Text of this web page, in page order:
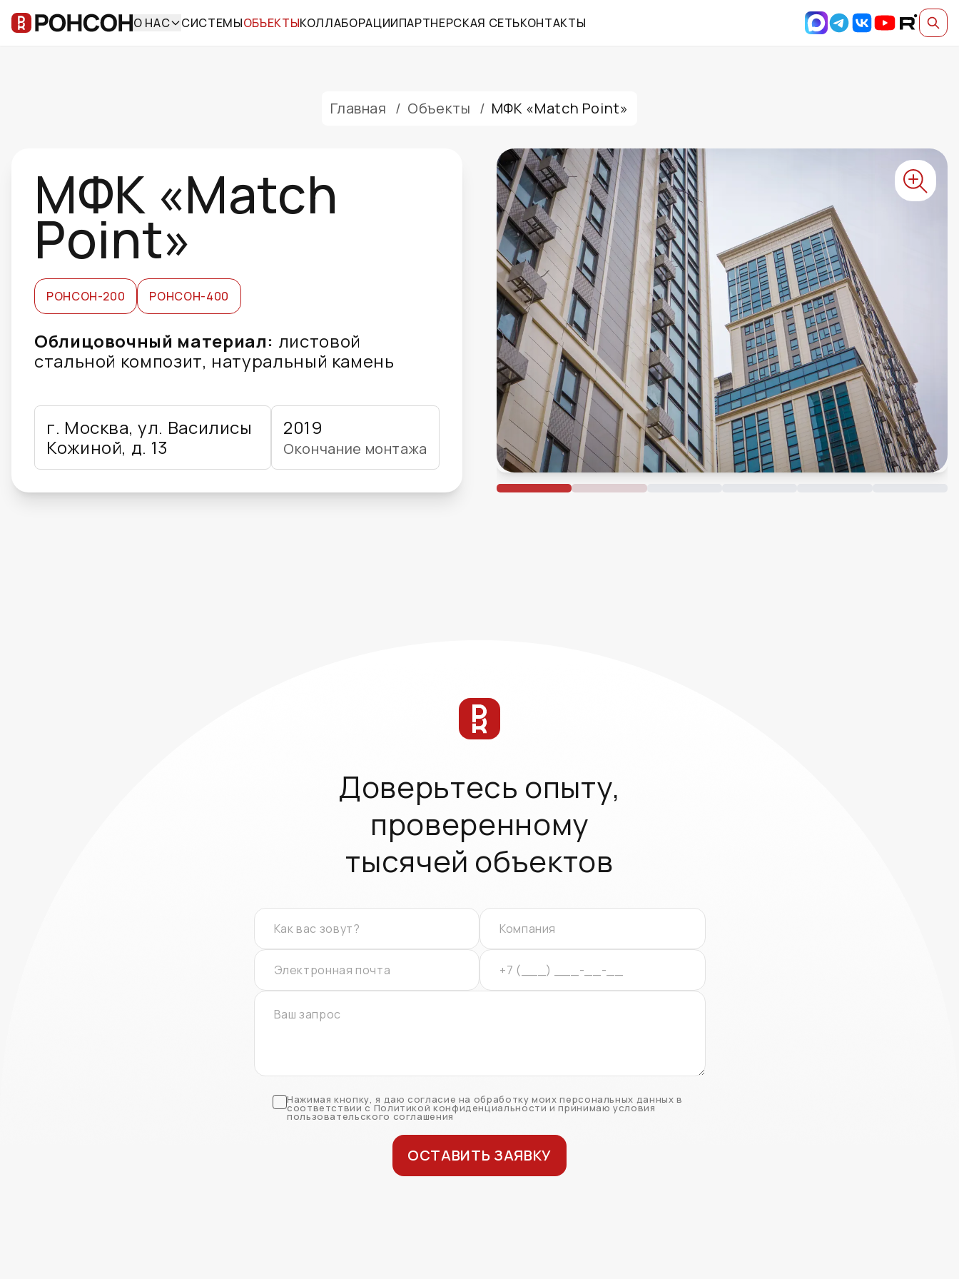
О НАС СИСТЕМЫОБЪЕКТЫКОЛЛАБОРАЦИИПАРТНЕРСКАЯ СЕТЬКОНТАКТЫ
Главная / Объекты / МФК «Match Point»
МФК «Match
Point»
РОНСОН-200 РОНСОН-400
Облицовочный материал: листовой
стальной композит, натуральный камень
г. Москва, ул. Василисы
Кожиной, д. 13
2019
Окончание монтажа
Доверьтесь опыту,
проверенному
тысячей объектов
Нажимая кнопку, я даю согласие на обработку моих персональных данных в
соответствии с Политикой конфиденциальности и принимаю условия
пользовательского соглашения
ОСТАВИТЬ ЗАЯВКУ